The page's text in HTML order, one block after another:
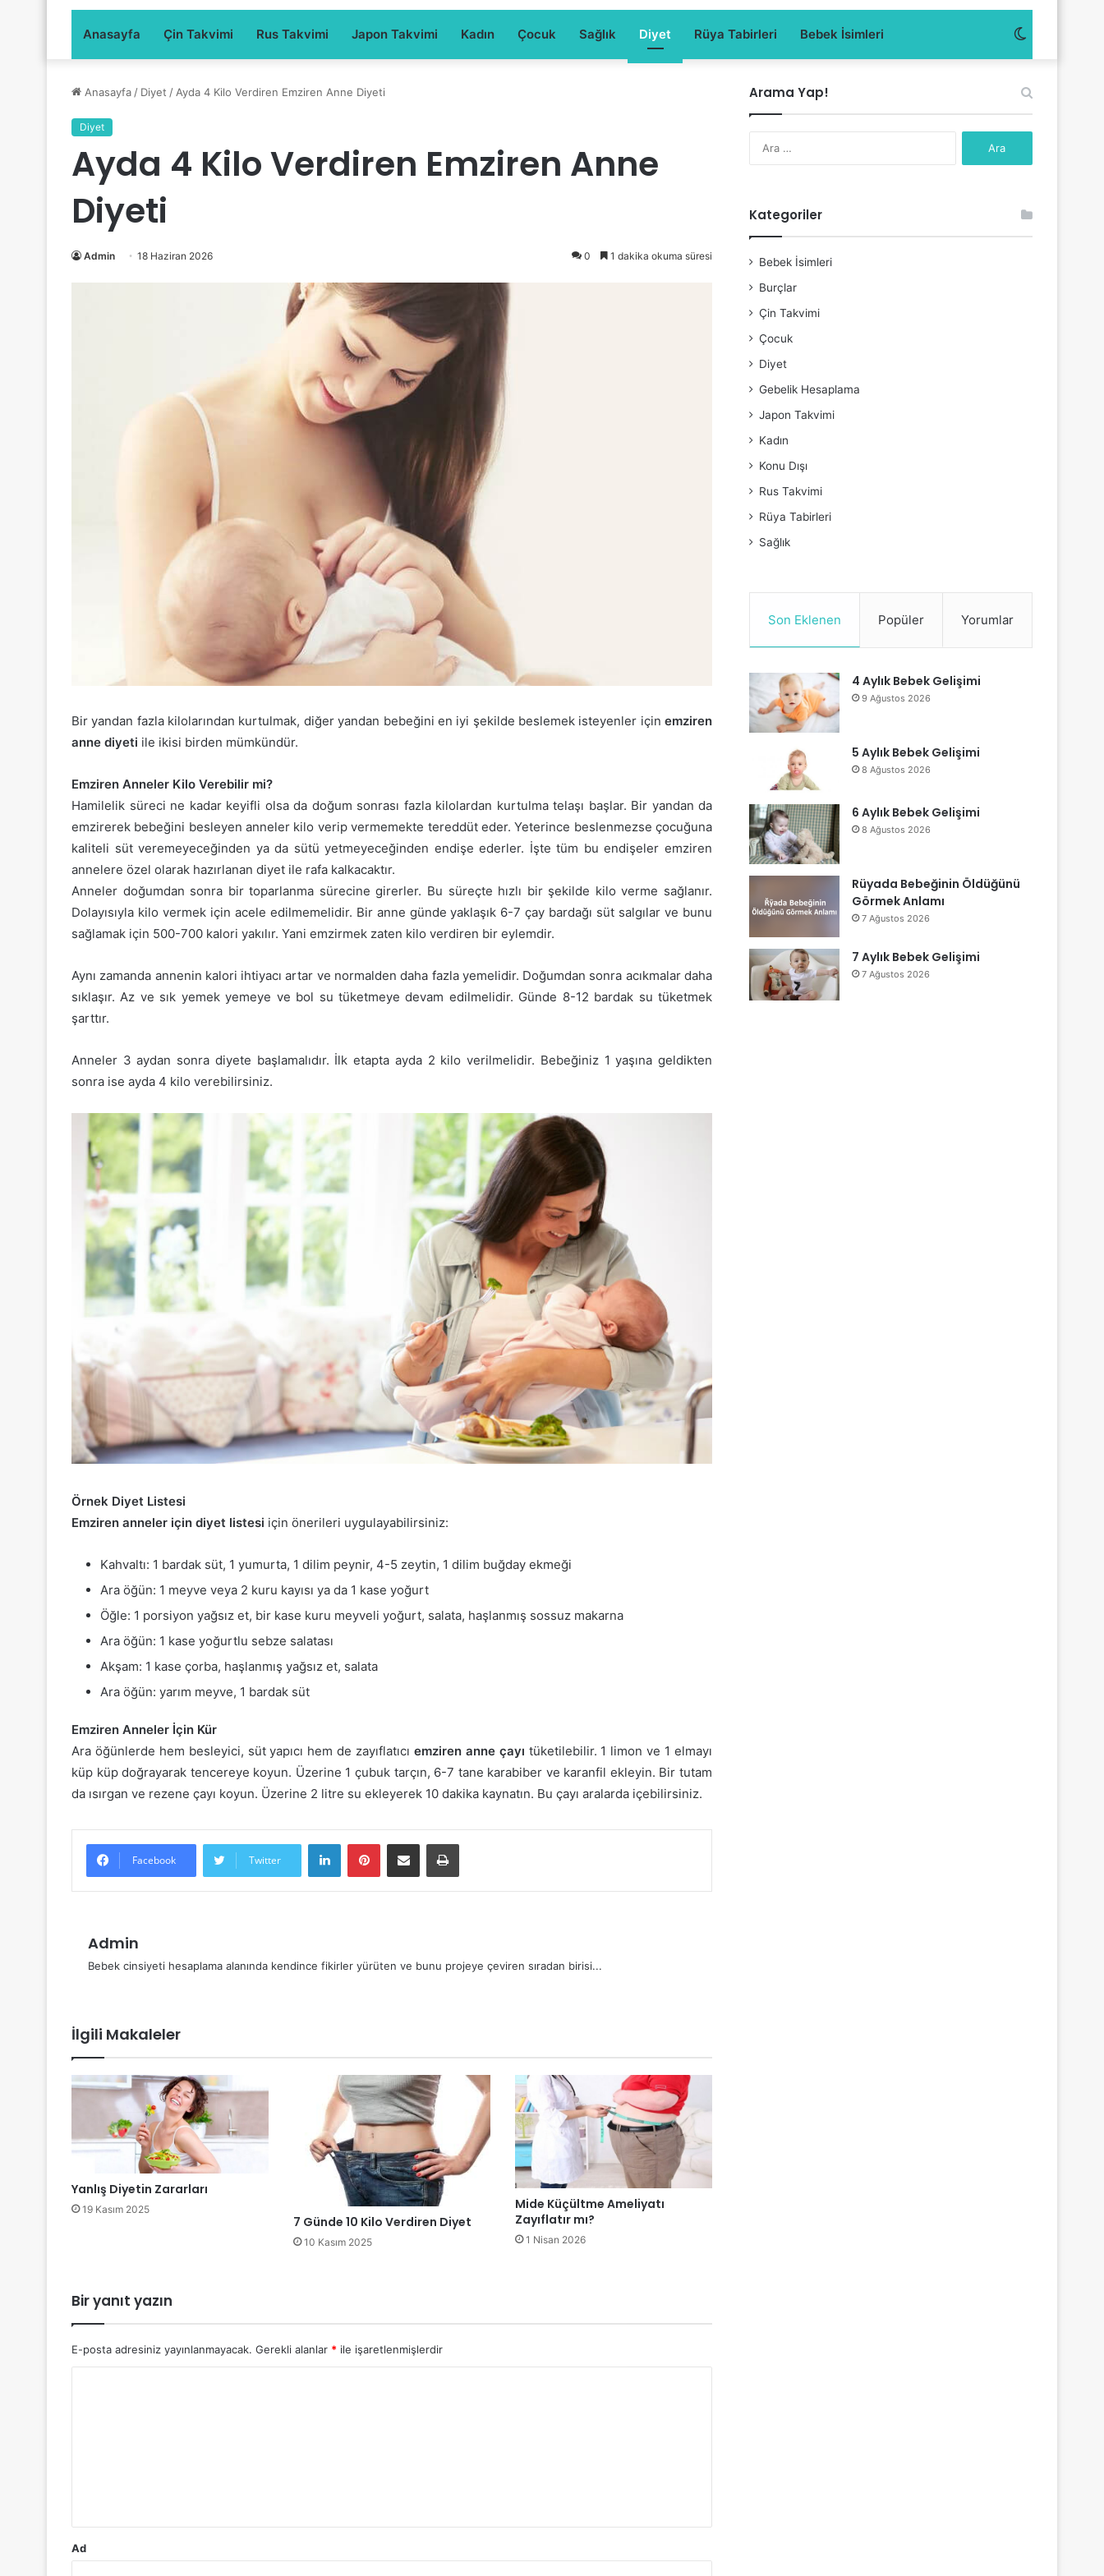
Anasayfa Çin Takvimi Rus Takvimi Japon Takvimi Kadın Çocuk Sağlık Diyet Rüya Tabirleri Bebek İsimleri
görünümü
değiştir
Anasayfa / Diyet / Ayda 4 Kilo Verdiren Emziren Anne Diyeti
Diyet
Ayda 4 Kilo Verdiren Emziren Anne
Diyeti
Admin 18 Haziran 2026 0 1 dakika okuma süresi
Bir yandan fazla kilolarından kurtulmak, diğer yandan bebeğini en iyi şekilde beslemek isteyenler için emziren
anne diyeti ile ikisi birden mümkündür.
Emziren Anneler Kilo Verebilir mi?
Hamilelik süreci ne kadar keyifli olsa da doğum sonrası fazla kilolardan kurtulma telaşı başlar. Bir yandan da
emzirerek bebeğini besleyen anneler kilo verip vermemekte tereddüt eder. Yeterince beslenmezse çocuğuna
kaliteli süt veremeyeceğinden ya da sütü yetmeyeceğinden endişe ederler. İşte tüm bu endişeler emziren
annelere özel olarak hazırlanan diyet ile rafa kalkacaktır.
Anneler doğumdan sonra bir toparlanma sürecine girerler. Bu süreçte hızlı bir şekilde kilo verme sağlanır.
Dolayısıyla kilo vermek için acele edilmemelidir. Bir anne günde yaklaşık 6-7 çay bardağı süt salgılar ve bunu
sağlamak için 500-700 kalori yakılır. Yani emzirmek zaten kilo verdiren bir eylemdir.
Aynı zamanda annenin kalori ihtiyacı artar ve normalden daha fazla yemelidir. Doğumdan sonra acıkmalar daha
sıklaşır. Az ve sık yemek yemeye ve bol su tüketmeye devam edilmelidir. Günde 8-12 bardak su tüketmek
şarttır.
Anneler 3 aydan sonra diyete başlamalıdır. İlk etapta ayda 2 kilo verilmelidir. Bebeğiniz 1 yaşına geldikten
sonra ise ayda 4 kilo verebilirsiniz.
Örnek Diyet Listesi
Emziren anneler için diyet listesi için önerileri uygulayabilirsiniz:
Kahvaltı: 1 bardak süt, 1 yumurta, 1 dilim peynir, 4-5 zeytin, 1 dilim buğday ekmeği
Ara öğün: 1 meyve veya 2 kuru kayısı ya da 1 kase yoğurt
Öğle: 1 porsiyon yağsız et, bir kase kuru meyveli yoğurt, salata, haşlanmış sossuz makarna
Ara öğün: 1 kase yoğurtlu sebze salatası
Akşam: 1 kase çorba, haşlanmış yağsız et, salata
Ara öğün: yarım meyve, 1 bardak süt
Emziren Anneler İçin Kür
Ara öğünlerde hem besleyici, süt yapıcı hem de zayıflatıcı emziren anne çayı tüketilebilir. 1 limon ve 1 elmayı
küp küp doğrayarak tencereye koyun. Üzerine 1 çubuk tarçın, 6-7 tane karabiber ve karanfil ekleyin. Bir tutam
da ısırgan ve rezene çayı koyun. Üzerine 2 litre su ekleyerek 10 dakika kaynatın. Bu çayı aralarda içebilirsiniz.
Facebook Twitter
LinkedInPinterestE-Posta ile paylaş Yazdır
Admin
Bebek cinsiyeti hesaplama alanında kendince fikirler yürüten ve bunu projeye çeviren sıradan birisi...
İlgili Makaleler
Yanlış Diyetin Zararları
19 Kasım 2025
7 Günde 10 Kilo Verdiren Diyet
10 Kasım 2025
Mide Küçültme Ameliyatı
Zayıflatır mı?
1 Nisan 2026
Bir yanıt yazın
E-posta adresiniz yayınlanmayacak. Gerekli alanlar * ile işaretlenmişlerdir
Ad
Arama Yap!
Kategoriler
Bebek İsimleri
Burçlar
Çin Takvimi
Çocuk
Diyet
Gebelik Hesaplama
Japon Takvimi
Kadın
Konu Dışı
Rus Takvimi
Rüya Tabirleri
Sağlık
Son Eklenen Popüler Yorumlar
4 Aylık Bebek Gelişimi
9 Ağustos 2026
5 Aylık Bebek Gelişimi
8 Ağustos 2026
6 Aylık Bebek Gelişimi
8 Ağustos 2026
Rüyada Bebeğinin Öldüğünü
Görmek Anlamı
7 Ağustos 2026
7 Aylık Bebek Gelişimi
7 Ağustos 2026